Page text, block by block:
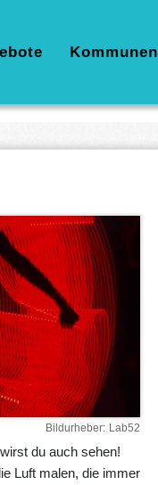
Kommunen
Bildurheber Lab52
du auch sehen!
Luft malen, die immer